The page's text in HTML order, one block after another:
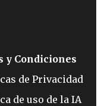
y Condiciones
de Privacidad
de uso de la IA